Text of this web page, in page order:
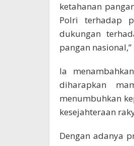
ketahanan
Polri terhadap
dukungan
pangan
Ia
diharapkan
menumbuhkan
kesejahteraan
Dengan adanya